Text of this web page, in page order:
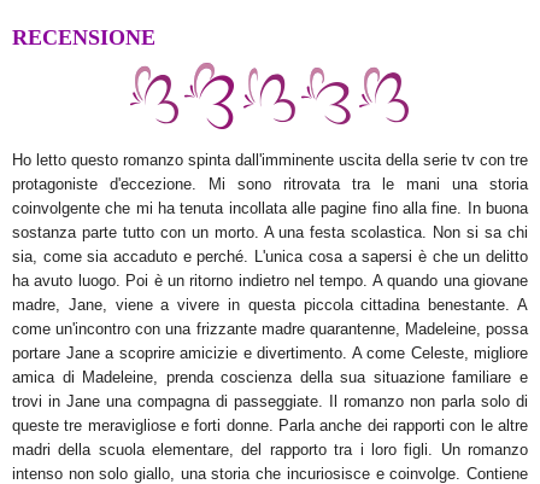
RECENSIONE
Ho letto questo romanzo spinta dall'imminente uscita della serie tv con tre
protagoniste d'eccezione. Mi sono ritrovata tra le mani una storia
coinvolgente che mi ha tenuta incollata alle pagine fino alla fine. In buona
sostanza parte tutto con un morto. A una festa scolastica. Non si sa chi
sia, come sia accaduto e perché. L'unica cosa a sapersi è che un delitto
ha avuto luogo. Poi è un ritorno indietro nel tempo. A quando una giovane
madre, Jane, viene a vivere in questa piccola cittadina benestante. A
come un'incontro con una frizzante madre quarantenne, Madeleine, possa
portare Jane a scoprire amicizie e divertimento. A come Celeste, migliore
amica di Madeleine, prenda coscienza della sua situazione familiare e
trovi in Jane una compagna di passeggiate. Il romanzo non parla solo di
queste tre meravigliose e forti donne. Parla anche dei rapporti con le altre
madri della scuola elementare, del rapporto tra i loro figli. Un romanzo
intenso non solo giallo, una storia che incuriosisce e coinvolge. Contiene